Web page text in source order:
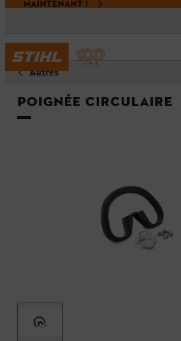
MAINTENANT !
Autres
Poignée circulaire